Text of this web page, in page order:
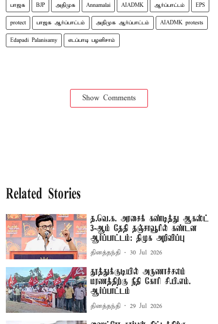
பாஜக BJP அதிமுக Annamalai AIADMK ஆர்ப்பாட்டம் EPS
protect பாஜக ஆர்ப்பாட்டம் அதிமுக ஆர்ப்பாட்டம் AIADMK protests
Edapadi Palanisamy எடப்பாடி பழனிசாம்
Show Comments
Related Stories
த.வெ.க. அரசைக் கண்டித்து ஆகஸ்ட்
3-ஆம் தேதி தஞ்சாவூரில் கண்டன
ஆர்ப்பாட்டம்: திமுக அறிவிப்பு
தினத்தந்தி 30 Jul 2026
தூத்துக்குடியில் அருணாச்சலம்
மரணத்திற்கு நீதி கோரி சி.பி.எம்.
ஆர்ப்பாட்டம்
தினத்தந்தி 29 Jul 2026